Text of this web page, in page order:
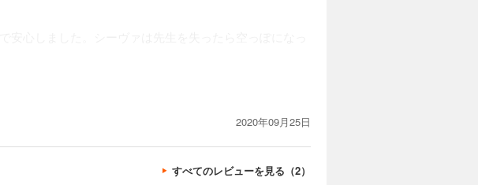
2020年09月25日
すべてのレビューを見る（2）